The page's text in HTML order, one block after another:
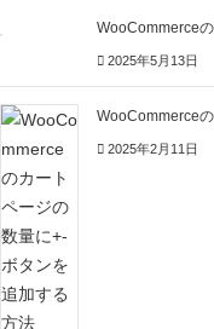
WooCommerce
2025年5月13日
WooCommerce
2025年2月11日